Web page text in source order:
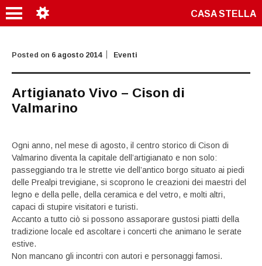
CASA STELLA
Posted on 6 agosto 2014 Eventi
Artigianato Vivo – Cison di
Valmarino
Ogni anno, nel mese di agosto, il centro storico di Cison di
Valmarino diventa la capitale dell’artigianato e non solo:
passeggiando tra le strette vie dell’antico borgo situato ai piedi
delle Prealpi trevigiane, si scoprono le creazioni dei maestri del
legno e della pelle, della ceramica e del vetro, e molti altri,
capaci di stupire visitatori e turisti.
Accanto a tutto ciò si possono assaporare gustosi piatti della
tradizione locale ed ascoltare i concerti che animano le serate
estive.
Non mancano gli incontri con autori e personaggi famosi.